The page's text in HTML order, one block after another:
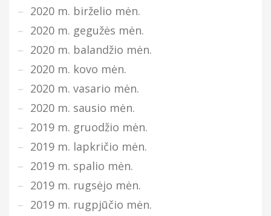
2020 m. birželio mėn.
2020 m. gegužės mėn.
2020 m. balandžio mėn.
2020 m. kovo mėn.
2020 m. vasario mėn.
2020 m. sausio mėn.
2019 m. gruodžio mėn.
2019 m. lapkričio mėn.
2019 m. spalio mėn.
2019 m. rugsėjo mėn.
2019 m. rugpjūčio mėn.